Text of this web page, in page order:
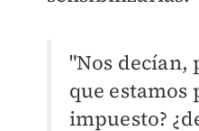
"Nos decían,
que estamos
impuesto?